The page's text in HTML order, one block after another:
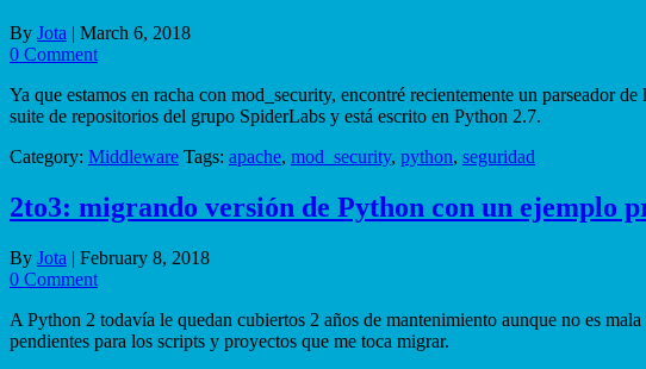
By Jota | March 6, 2018
0 Comment
Ya que estamos en racha con mod_security, encontré recientemente un parseador
suite de repositorios del grupo SpiderLabs y está escrito en Python 2.7.
Category: Middleware Tags: apache, mod_security, python, seguridad
2to3: migrando versión de Python con un ejemplo
By Jota | February 8, 2018
0 Comment
A Python 2 todavía le quedan cubiertos 2 años de mantenimiento aunque no es
pendientes para los scripts y proyectos que me toca migrar.